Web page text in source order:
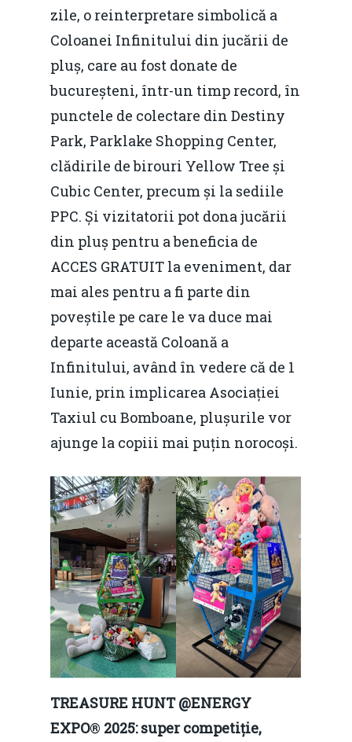
zile, o reinterpretare simbolică a
Coloanei Infinitului din jucării de
pluș, care au fost donate de
bucureșteni, într-un timp record, în
punctele de colectare din Destiny
Park, Parklake Shopping Center,
clădirile de birouri Yellow Tree și
Cubic Center, precum și la sediile
PPC. Și vizitatorii pot dona jucării
din pluș pentru a beneficia de
ACCES GRATUIT la eveniment, dar
mai ales pentru a fi parte din
poveștile pe care le va duce mai
departe această Coloană a
Infinitului, având în vedere că de 1
Iunie, prin implicarea Asociației
Taxiul cu Bomboane, plușurile vor
ajunge la copiii mai puțin norocoși.
TREASURE HUNT @ENERGY
EXPO® 2025:super competiție,